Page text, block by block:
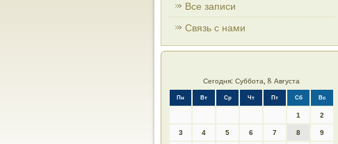
Все записи
Связь с нами
Сегодня: Суббота, 8 Августа
Пн Вт Ср Чт Пт Сб Вс
1 2
3 4 5 6 7 8 9